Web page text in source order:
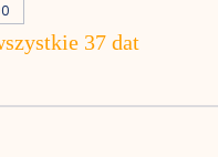
37 dat